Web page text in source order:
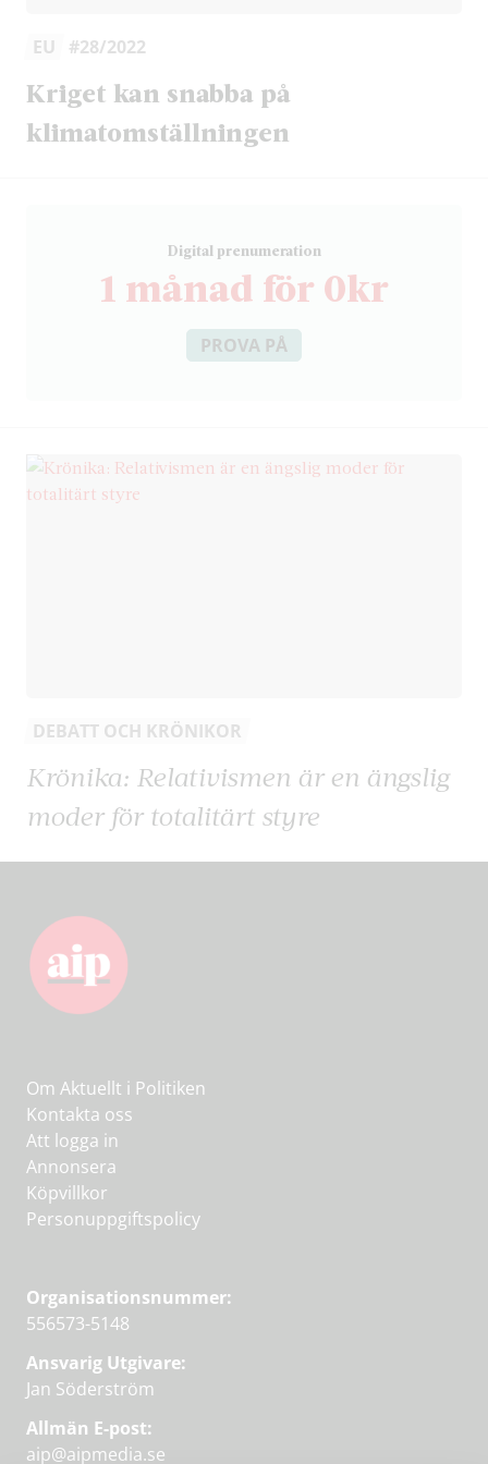
EU #28/2022
Kriget kan snabba på
klimatomställningen
Digital prenumeration
1 månad för 0kr
PROVA PÅ
DEBATT OCH KRÖNIKOR
Krönika: Relativismen är en ängslig
moder för totalitärt styre
Om Aktuellt i Politiken
Kontakta oss
Att logga in
Annonsera
Köpvillkor
Personuppgiftspolicy
Organisationsnummer:
556573-5148
Ansvarig Utgivare:
Jan Söderström
Allmän E-post:
aip@aipmedia.se